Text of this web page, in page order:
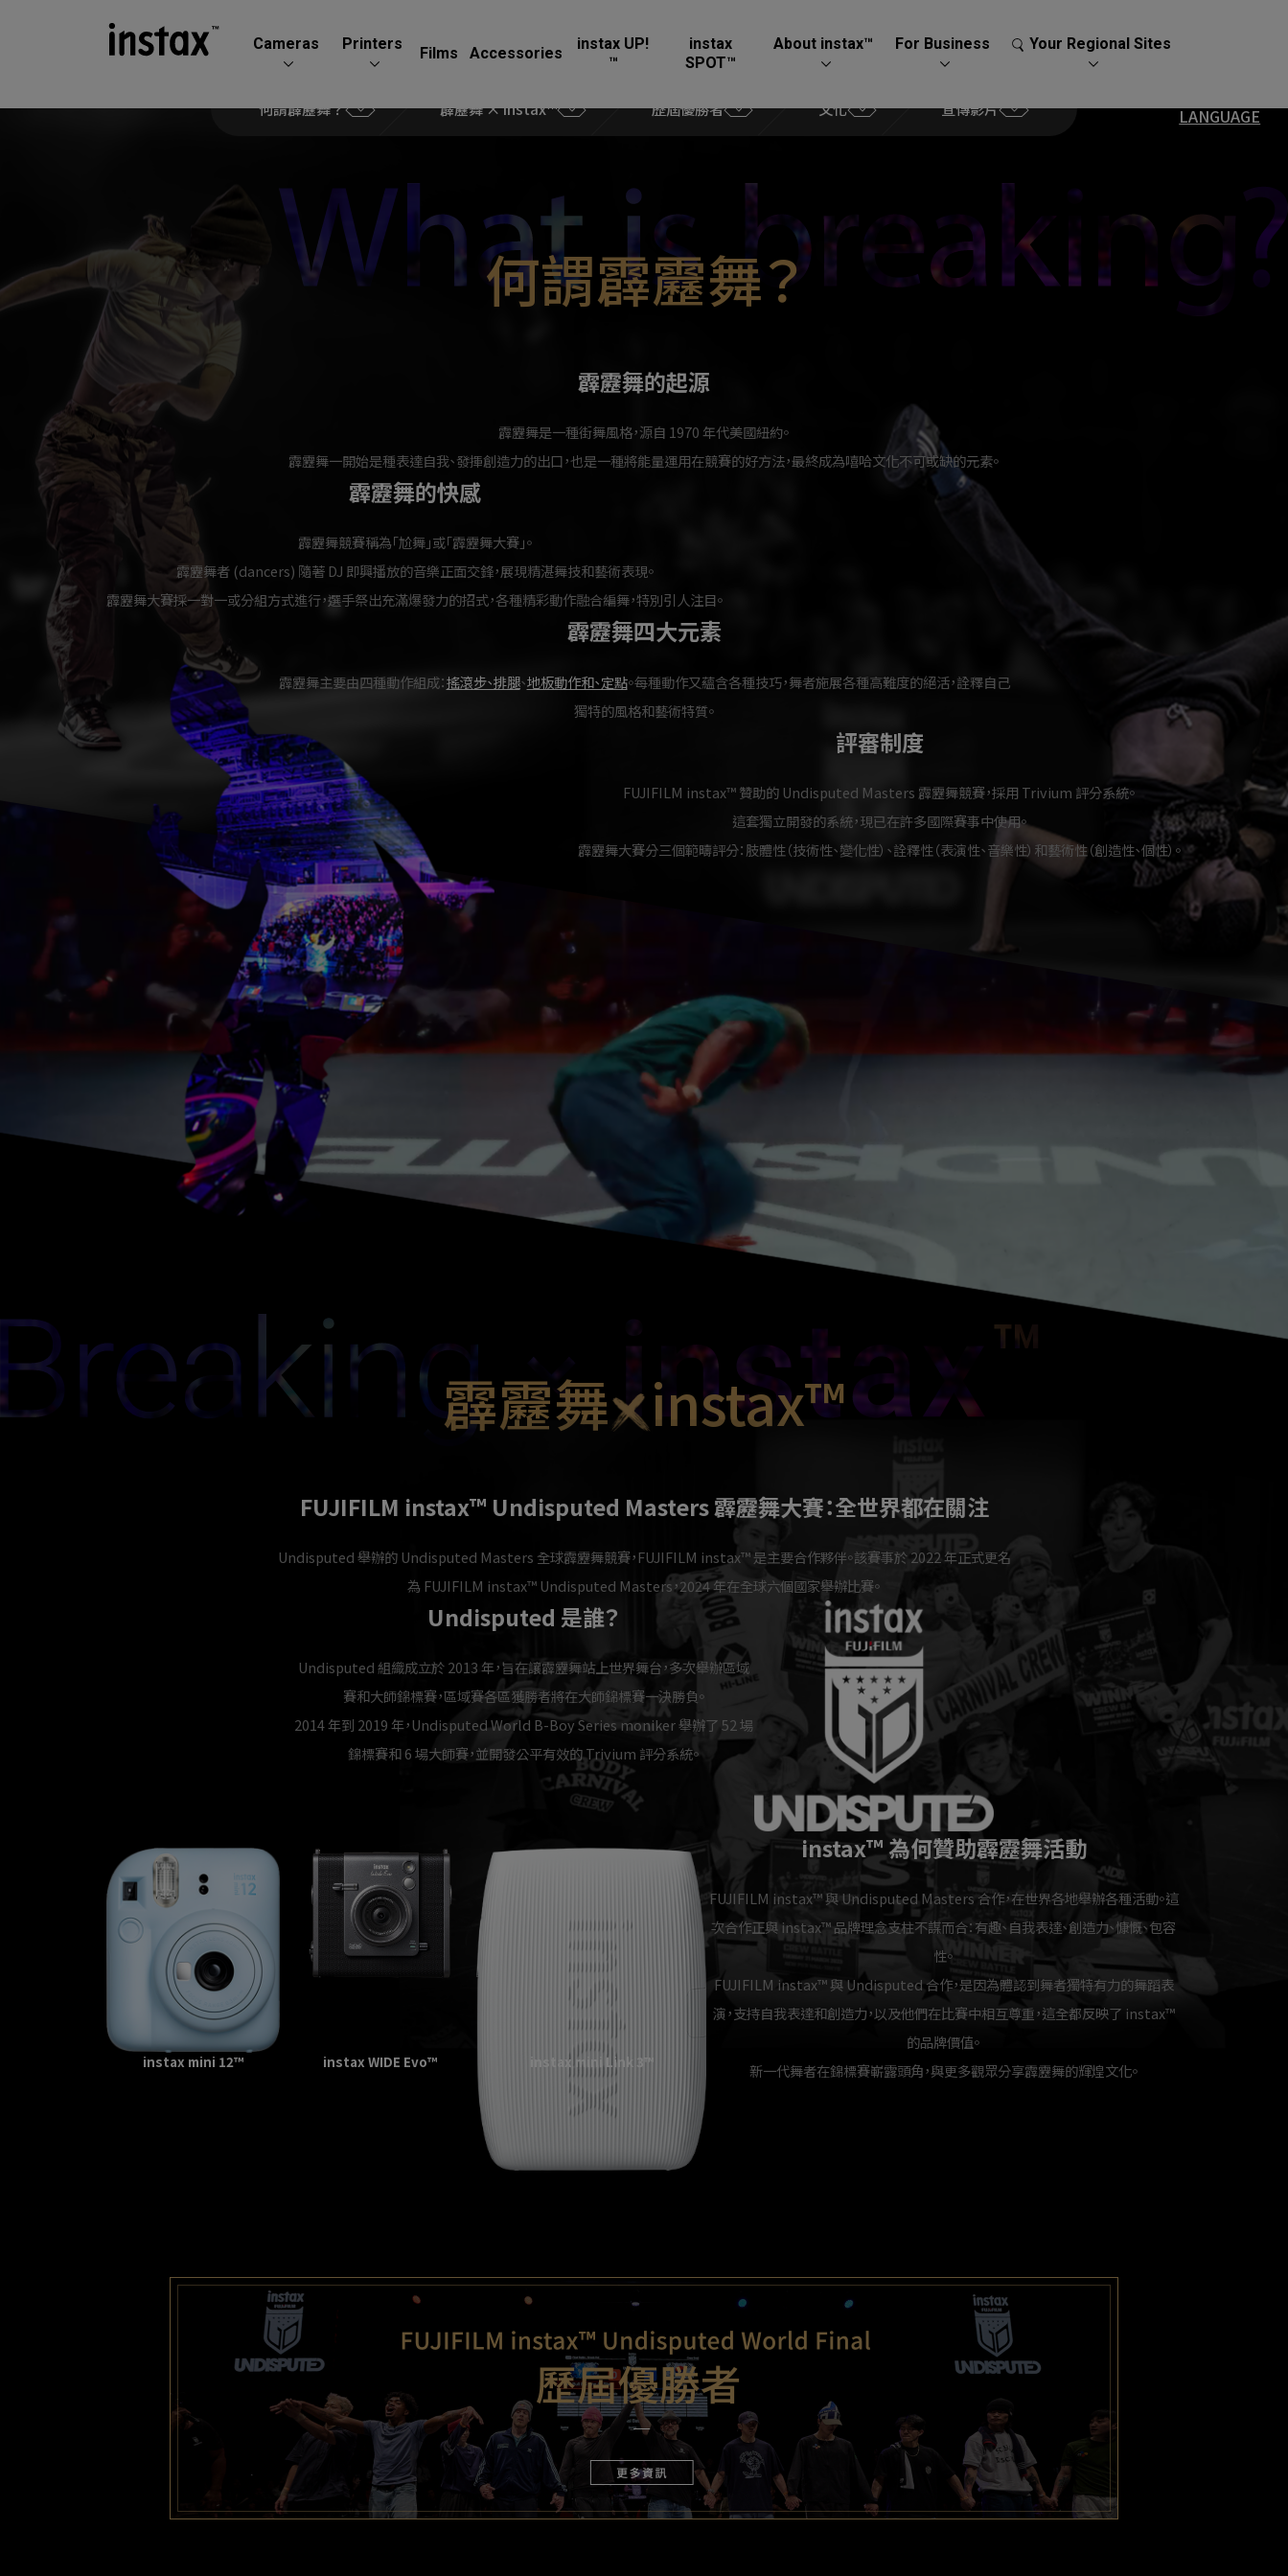
Cameras Printers
Films Accessories
instax UP!
™
instax
SPOT™
About instax™ For Business Your Regional Sites
LANGUAGE
何謂霹靂舞？ 霹靂舞 × instax™ 歷屆優勝者 文化 宣傳影片
何謂霹靂舞？
霹靂舞的起源
霹靂舞是一種街舞風格，源自 1970 年代美國紐約。
霹靂舞一開始是種表達自我、發揮創造力的出口，也是一種將能量運用在競賽的好方法，最終成為嘻哈文化不可或缺的元素。
霹靂舞的快感
霹靂舞競賽稱為「尬舞」或「霹靂舞大賽」。
霹靂舞者 (dancers) 隨著 DJ 即興播放的音樂正面交鋒，展現精湛舞技和藝術表現。
霹靂舞大賽採一對一或分組方式進行，選手祭出充滿爆發力的招式，各種精彩動作融合編舞，特別引人注目。
霹靂舞四大元素
霹靂舞主要由四種動作組成：搖滾步、排腿、地板動作和、定點。每種動作又蘊含各種技巧，舞者施展各種高難度的絕活，詮釋自己
獨特的風格和藝術特質。
評審制度
FUJIFILM instax™ 贊助的 Undisputed Masters 霹靂舞競賽，採用 Trivium 評分系統。
這套獨立開發的系統，現已在許多國際賽事中使用。
霹靂舞大賽分三個範疇評分：肢體性（技術性、變化性）、詮釋性（表演性、音樂性）和藝術性（創造性、個性）。
霹靂舞 instax™
FUJIFILM instax™ Undisputed Masters 霹靂舞大賽：全世界都在關注
Undisputed 舉辦的 Undisputed Masters 全球霹靂舞競賽，FUJIFILM instax™ 是主要合作夥伴。該賽事於 2022 年正式更名
為 FUJIFILM instax™ Undisputed Masters，2024 年在全球六個國家舉辦比賽。
Undisputed 是誰？
Undisputed 組織成立於 2013 年，旨在讓霹靂舞站上世界舞台，多次舉辦區域
賽和大師錦標賽，區域賽各區獲勝者將在大師錦標賽一決勝負。
2014 年到 2019 年，Undisputed World B-Boy Series moniker 舉辦了 52 場
錦標賽和 6 場大師賽，並開發公平有效的 Trivium 評分系統。
instax mini 12™ instax WIDE Evo™ instax mini Link 3™
instax™ 為何贊助霹靂舞活動
FUJIFILM instax™ 與 Undisputed Masters 合作，在世界各地舉辦各種活動。這
次合作正與 instax™ 品牌理念支柱不謀而合：有趣、自我表達、創造力、慷慨、包容
性。
FUJIFILM instax™ 與 Undisputed 合作，是因為體認到舞者獨特有力的舞蹈表
演，支持自我表達和創造力，以及他們在比賽中相互尊重，這全都反映了 instax™
的品牌價值。
新一代舞者在錦標賽嶄露頭角，與更多觀眾分享霹靂舞的輝煌文化。